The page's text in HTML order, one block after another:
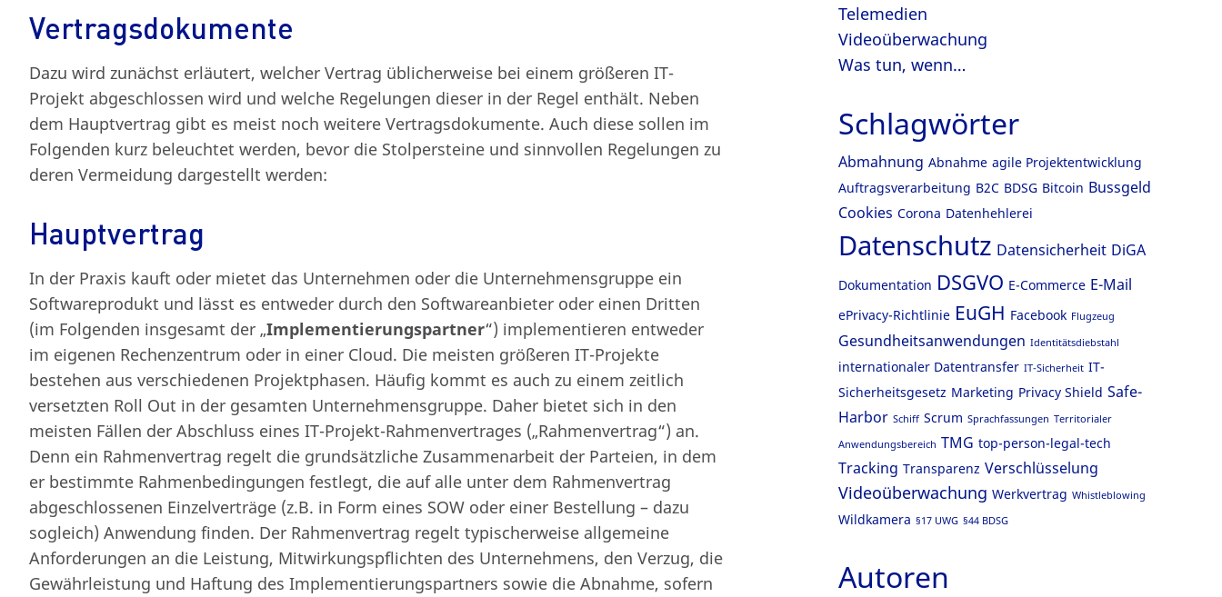
Vertragsdokumente
Dazu wird zunächst erläutert, welcher Vertrag üblicherweise bei einem größeren IT-
Projekt abgeschlossen wird und welche Regelungen dieser in der Regel enthält. Neben
dem Hauptvertrag gibt es meist noch weitere Vertragsdokumente. Auch diese sollen im
Folgenden kurz beleuchtet werden, bevor die Stolpersteine und sinnvollen Regelungen zu
deren Vermeidung dargestellt werden:
Hauptvertrag
In der Praxis kauft oder mietet das Unternehmen oder die Unternehmensgruppe ein
Softwareprodukt und lässt es entweder durch den Softwareanbieter oder einen Dritten
(im Folgenden insgesamt der „Implementierungspartner“) implementieren entweder
im eigenen Rechenzentrum oder in einer Cloud. Die meisten größeren IT-Projekte
bestehen aus verschiedenen Projektphasen. Häufig kommt es auch zu einem zeitlich
versetzten Roll Out in der gesamten Unternehmensgruppe. Daher bietet sich in den
meisten Fällen der Abschluss eines IT-Projekt-Rahmenvertrages („Rahmenvertrag“) an.
Denn ein Rahmenvertrag regelt die grundsätzliche Zusammenarbeit der Parteien, in dem
er bestimmte Rahmenbedingungen festlegt, die auf alle unter dem Rahmenvertrag
abgeschlossenen Einzelverträge (z.B. in Form eines SOW oder einer Bestellung – dazu
sogleich) Anwendung finden. Der Rahmenvertrag regelt typischerweise allgemeine
Anforderungen an die Leistung, Mitwirkungspflichten des Unternehmens, den Verzug, die
Gewährleistung und Haftung des Implementierungspartners sowie die Abnahme, sofern
Telemedien
Videoüberwachung
Was tun, wenn…
Schlagwörter
Abmahnung Abnahme agile Projektentwicklung
Auftragsverarbeitung B2C BDSG Bitcoin Bussgeld
Cookies Corona Datenhehlerei
Datenschutz Datensicherheit DiGA
Dokumentation DSGVO E-Commerce E-Mail
ePrivacy-Richtlinie EuGH Facebook Flugzeug
Gesundheitsanwendungen Identitätsdiebstahl
internationaler Datentransfer IT-Sicherheit IT-
Sicherheitsgesetz Marketing Privacy Shield Safe-
Harbor Schiff Scrum Sprachfassungen Territorialer
Anwendungsbereich TMG top-person-legal-tech
Tracking Transparenz Verschlüsselung
Videoüberwachung Werkvertrag Whistleblowing
Wildkamera §17 UWG §44 BDSG
Autoren